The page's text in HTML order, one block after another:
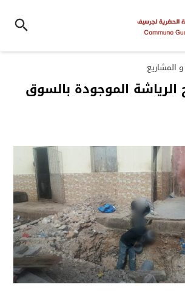
المشاريع
الرياشة الموجودة بالسوق